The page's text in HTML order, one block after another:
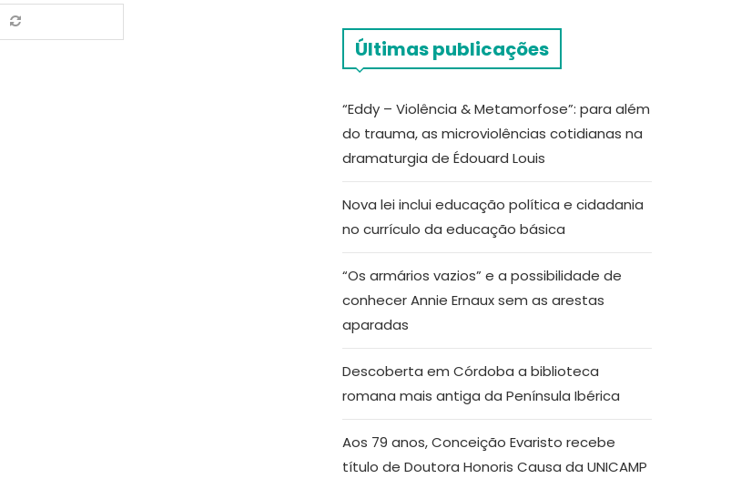
Últimas publicações
“Eddy – Violência & Metamorfose”: para além
do trauma, as microviolências cotidianas na
dramaturgia de Édouard Louis
Nova lei inclui educação política e cidadania
no currículo da educação básica
“Os armários vazios” e a possibilidade de
conhecer Annie Ernaux sem as arestas
aparadas
Descoberta em Córdoba a biblioteca
romana mais antiga da Península Ibérica
Aos 79 anos, Conceição Evaristo recebe
título de Doutora Honoris Causa da UNICAMP